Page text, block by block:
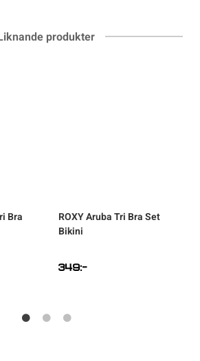
produkter
Bra
ROXYAruba Tri Bra Set
Bikini
349:-